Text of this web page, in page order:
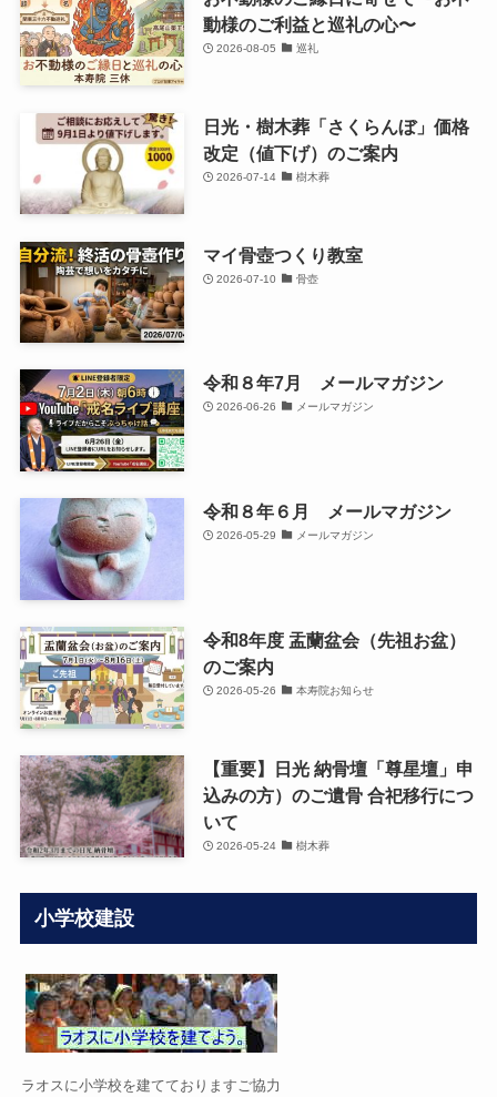
動様のご利益と巡礼の心〜
2026-08-05 巡礼
日光・樹木葬「さくらんぼ」価格
改定（値下げ）のご案内
2026-07-14 樹木葬
マイ骨壺つくり教室
2026-07-10 骨壺
令和８年7月 メールマガジン
2026-06-26 メールマガジン
令和８年６月 メールマガジン
2026-05-29 メールマガジン
令和8年度 盂蘭盆会（先祖お盆）
のご案内
2026-05-26 本寿院お知らせ
【重要】日光 納骨壇「尊星壇」申
込みの方）のご遺骨 合祀移行につ
いて
2026-05-24 樹木葬
小学校建設
ラオスに小学校を建てておりますご協力